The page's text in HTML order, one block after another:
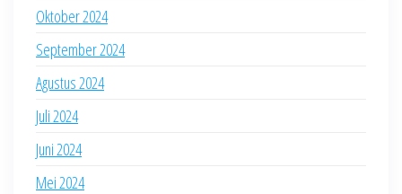
Oktober 2024
September 2024
Agustus 2024
Juli 2024
Juni 2024
Mei 2024